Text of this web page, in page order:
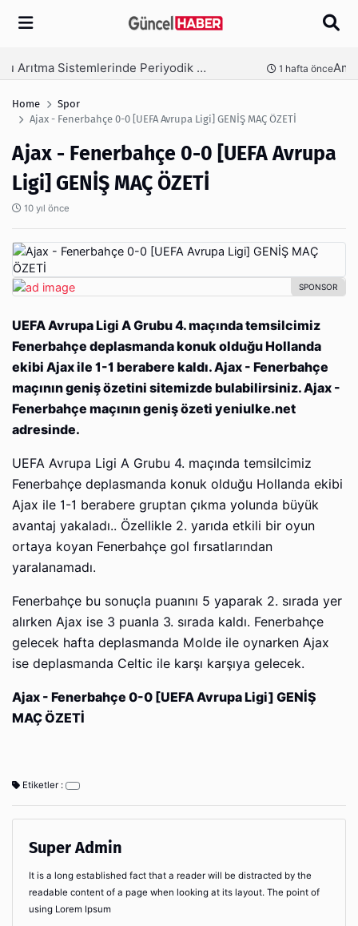
Arama 3 hafta önce
Home
Spor
Ajax - Fenerbahçe 0-0 [UEFA Avrupa Ligi] GENİŞ MAÇ ÖZETİ
Ajax - Fenerbahçe 0-0 [UEFA Avrupa
Ligi] GENİŞ MAÇ ÖZETİ
10 yıl önce
UEFA Avrupa Ligi A Grubu 4. maçında temsilcimiz
Fenerbahçe deplasmanda konuk olduğu Hollanda
ekibi Ajax ile 1-1 berabere kaldı. Ajax - Fenerbahçe
maçının geniş özetini sitemizde bulabilirsiniz. Ajax -
Fenerbahçe maçının geniş özeti yeniulke.net
adresinde.
UEFA Avrupa Ligi A Grubu 4. maçında temsilcimiz
Fenerbahçe deplasmanda konuk olduğu Hollanda ekibi
Ajax ile 1-1 berabere gruptan çıkma yolunda büyük
avantaj yakaladı.. Özellikle 2. yarıda etkili bir oyun
ortaya koyan Fenerbahçe gol fırsatlarından
yaralanamadı.
Fenerbahçe bu sonuçla puanını 5 yaparak 2. sırada yer
alırken Ajax ise 3 puanla 3. sırada kaldı. Fenerbahçe
gelecek hafta deplasmanda Molde ile oynarken Ajax
ise deplasmanda Celtic ile karşı karşıya gelecek.
Ajax - Fenerbahçe 0-0 [UEFA Avrupa Ligi] GENİŞ
MAÇ ÖZETİ
Etiketler :
Super Admin
It is a long established fact that a reader will be distracted by the
readable content of a page when looking at its layout. The point of
using Lorem Ipsum